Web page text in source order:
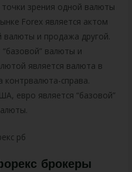
зрения одной валюты
Forex является актом
валюты и продажа другой.
валюты и
является валюта в
контрвалюта-справа.
евро является “базовой”
брокеры